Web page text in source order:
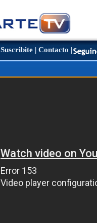
Suscribite | Contacto |